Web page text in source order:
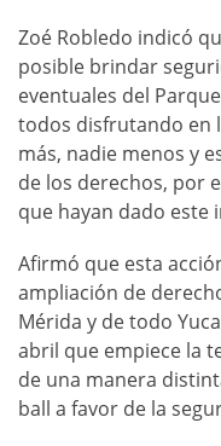
Zoé Robledo indicó
posible brindar
eventuales del
todos disfrutando en
más, nadie menos y
de los derechos, por
que hayan dado este
Afirmó que esta
ampliación de
Mérida y de todo
abril que empiece la
de una manera
ball a favor de la